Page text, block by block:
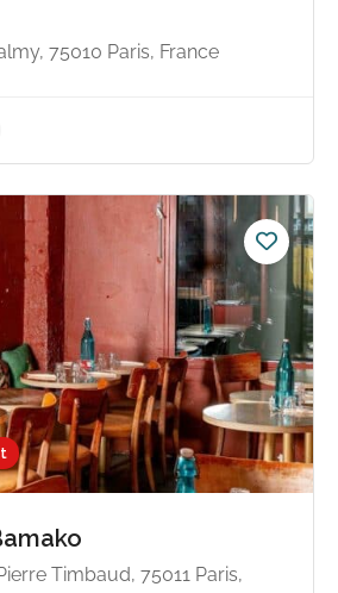
75010 Paris, France
Timbaud, 75011 Paris,